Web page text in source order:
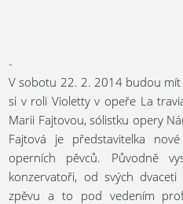
-
V sobotu 22. 2. 2014 budou
si v roli Violetty v opeře La
Marii Fajtovou, sólistku opery
Fajtová je představitelka
operních pěvců. Původně
konzervatoři, od svých
zpěvu a to pod vedením